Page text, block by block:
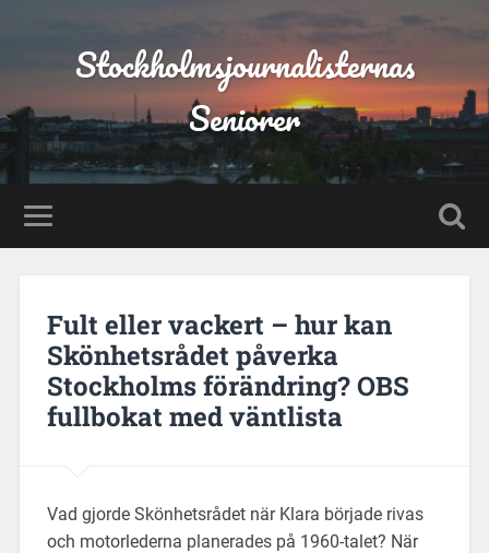
Stockholmsjournalisternas
Seniorer
Fult eller vackert – hur kan
Skönhetsrådet påverka
Stockholms förändring? OBS
fullbokat med väntlista
Vad gjorde Skönhetsrådet när Klara började rivas
och motorlederna planerades på 1960-talet? När